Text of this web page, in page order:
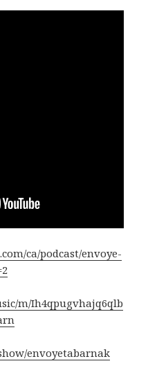
ca/podcast/envoye-
m/Ih4qpugvhajq6qlb
envoyetabarnak